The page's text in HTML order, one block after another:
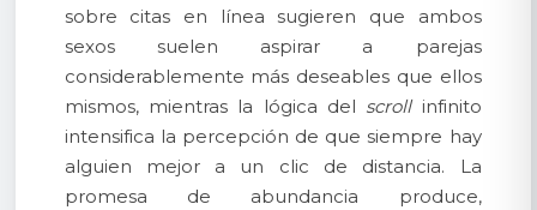
sobre citas en línea sugieren que ambos
sexos suelen aspirar a parejas
considerablemente más deseables que ellos
mismos, mientras la lógica del scrollinfinito
intensifica la percepción de que siempre hay
alguien mejor a un clic de distancia. La
promesa de abundancia produce,